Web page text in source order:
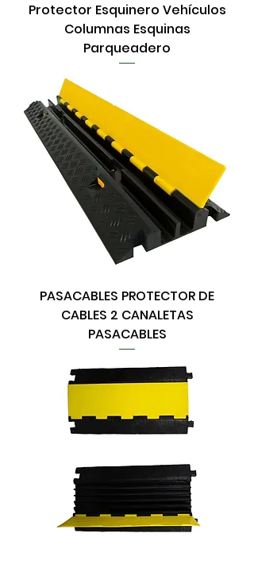
Protector Esquinero Vehículos
Columnas Esquinas
Parqueadero
PASACABLES PROTECTOR DE
CABLES 2 CANALETAS
PASACABLES